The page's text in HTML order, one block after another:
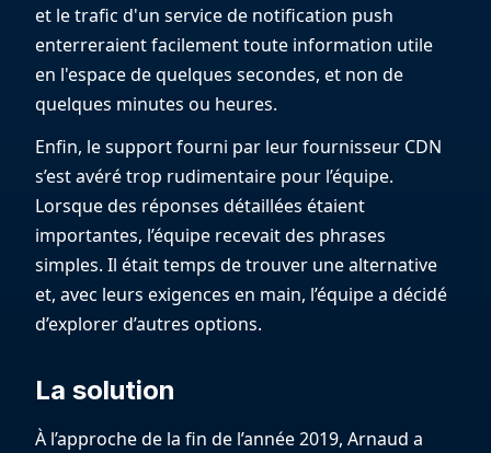
et le trafic d'un service de notification push
enterreraient facilement toute information utile
en l'espace de quelques secondes, et non de
quelques minutes ou heures.
Enfin, le support fourni par leur fournisseur CDN
s’est avéré trop rudimentaire pour l’équipe.
Lorsque des réponses détaillées étaient
importantes, l’équipe recevait des phrases
simples. Il était temps de trouver une alternative
et, avec leurs exigences en main, l’équipe a décidé
d’explorer d’autres options.
La solution
À l’approche de la fin de l’année 2019, Arnaud a